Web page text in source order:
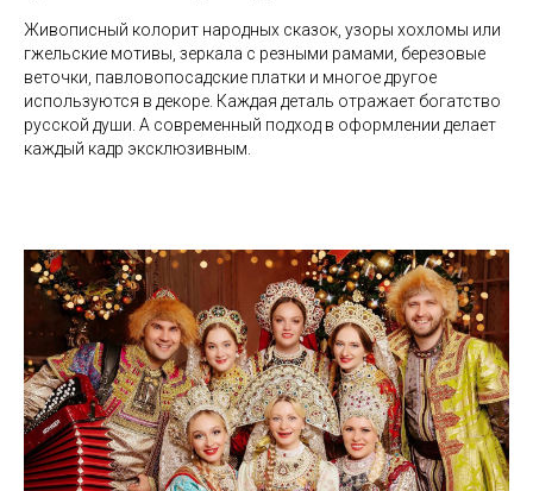
Живописный колорит народных сказок, узоры хохломы или
гжельские мотивы, зеркала с резными рамами, березовые
веточки, павловопосадские платки и многое другое
используются в декоре. Каждая деталь отражает богатство
русской души. А современный подход в оформлении делает
каждый кадр эксклюзивным.